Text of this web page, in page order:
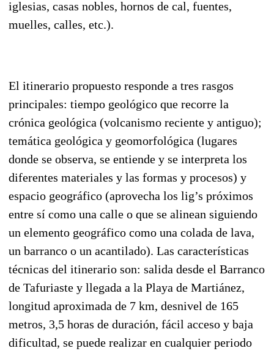
iglesias, casas nobles, hornos de cal, fuentes,
muelles, calles, etc.).
El itinerario propuesto responde a tres rasgos
principales: tiempo geológico que recorre la
crónica geológica (volcanismo reciente y antiguo);
temática geológica y geomorfológica (lugares
donde se observa, se entiende y se interpreta los
diferentes materiales y las formas y procesos) y
espacio geográfico (aprovecha los lig’s próximos
entre sí como una calle o que se alinean siguiendo
un elemento geográfico como una colada de lava,
un barranco o un acantilado). Las características
técnicas del itinerario son: salida desde el Barranco
de Tafuriaste y llegada a la Playa de Martiánez,
longitud aproximada de 7 km, desnivel de 165
metros, 3,5 horas de duración, fácil acceso y baja
dificultad, se puede realizar en cualquier periodo